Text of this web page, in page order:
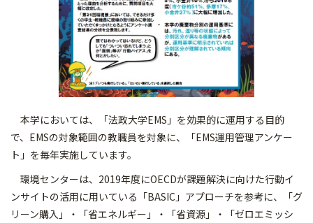
本学においては、「法政大学EMS」を効果的に運用する目的
で、EMSの対象範囲の教職員を対象に、「EMS運用管理アンケー
ト」を毎年実施しています。
環境センターは、2019年度にOECDが課題解決に向けた行動イ
ンサイトの活用に用いている「BASIC」アプローチを参考に、「グ
リーン購入」・「省エネルギー」・「省資源」・「ゼロエミッシ